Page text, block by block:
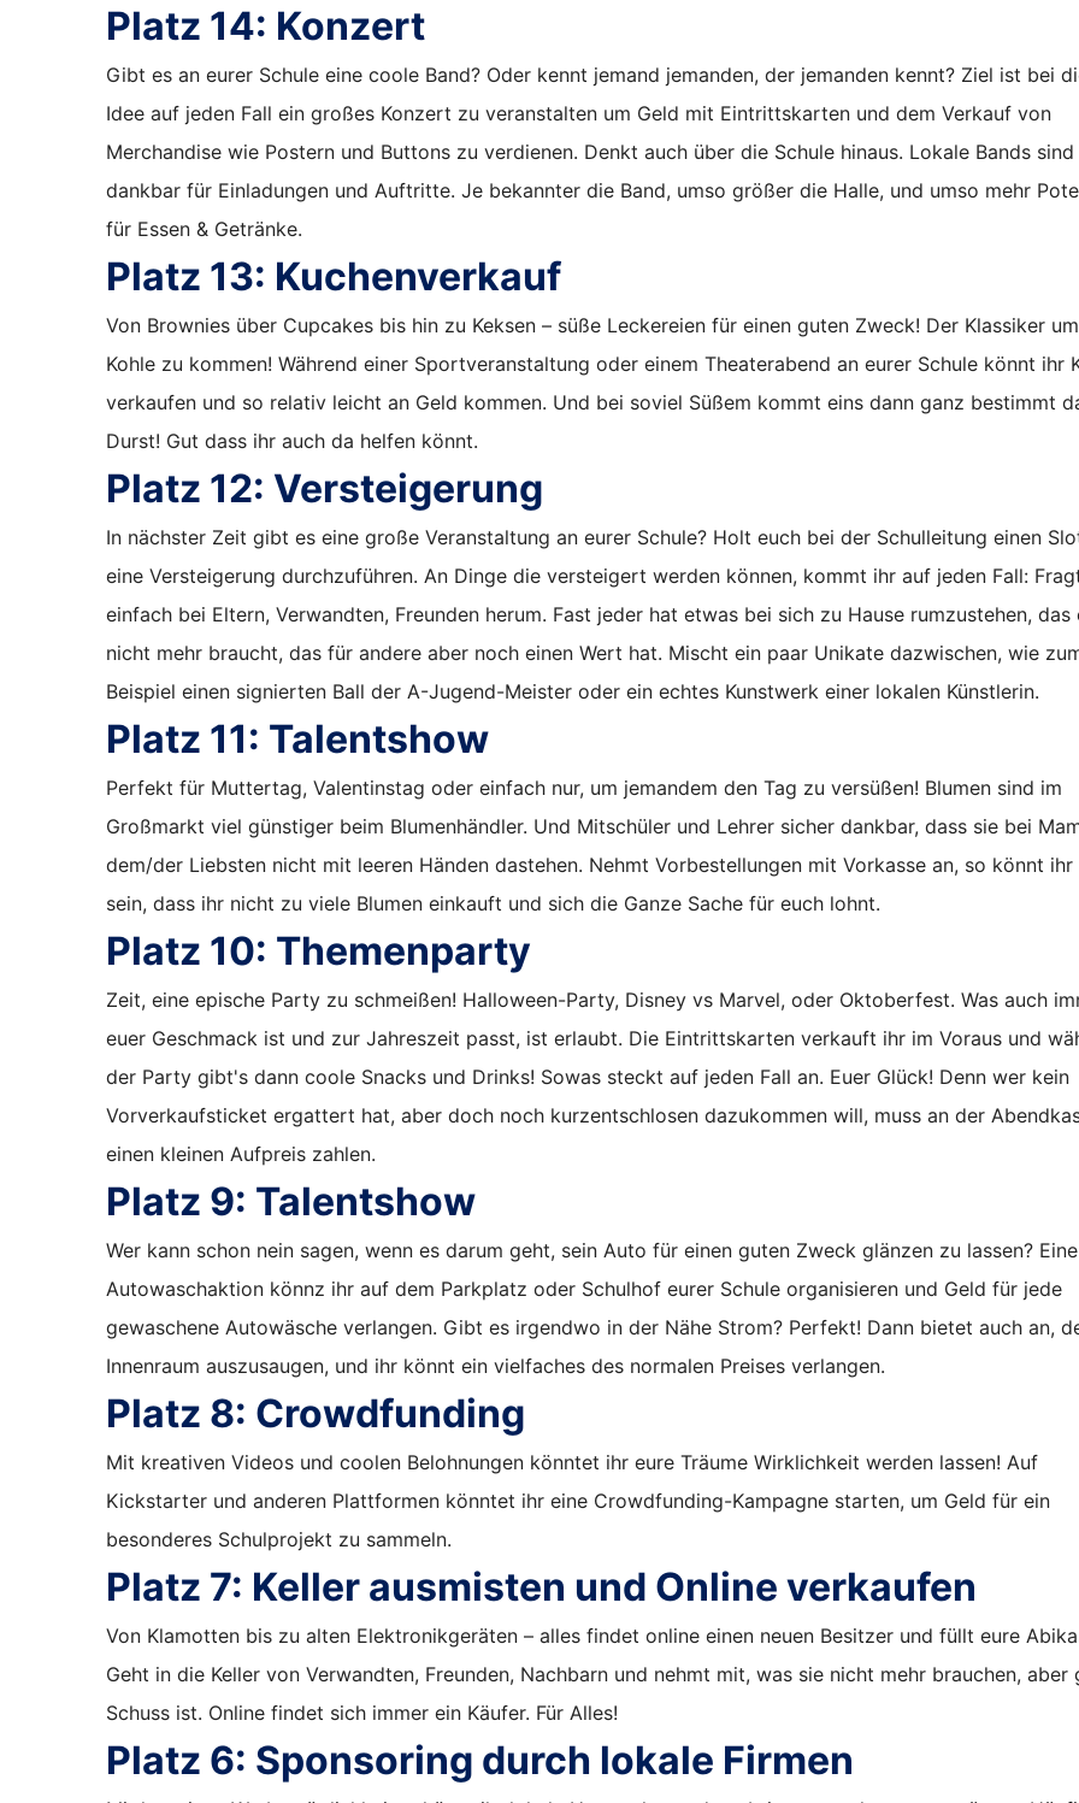
Platz 14: Konzert
Gibt es an eurer Schule eine coole Band? Oder kennt jemand jemanden, der jemanden kennt? Ziel ist bei
Idee auf jeden Fall ein großes Konzert zu veranstalten um Geld mit Eintrittskarten und dem Verkauf von
Merchandise wie Postern und Buttons zu verdienen. Denkt auch über die Schule hinaus. Lokale Bands
dankbar für Einladungen und Auftritte. Je bekannter die Band, umso größer die Halle, und umso mehr
für Essen & Getränke.
Platz 13: Kuchenverkauf
Von Brownies über Cupcakes bis hin zu Keksen – süße Leckereien für einen guten Zweck! Der Klassiker
Kohle zu kommen! Während einer Sportveranstaltung oder einem Theaterabend an eurer Schule könnt ihr
verkaufen und so relativ leicht an Geld kommen. Und bei soviel Süßem kommt eins dann ganz bestimmt
Durst! Gut dass ihr auch da helfen könnt.
Platz 12: Versteigerung
In nächster Zeit gibt es eine große Veranstaltung an eurer Schule? Holt euch bei der Schulleitung einen
eine Versteigerung durchzuführen. An Dinge die versteigert werden können, kommt ihr auf jeden Fall:
einfach bei Eltern, Verwandten, Freunden herum. Fast jeder hat etwas bei sich zu Hause rumzustehen, das
nicht mehr braucht, das für andere aber noch einen Wert hat. Mischt ein paar Unikate dazwischen, wie
Beispiel einen signierten Ball der A-Jugend-Meister oder ein echtes Kunstwerk einer lokalen Künstlerin.
Platz 11: Talentshow
Perfekt für Muttertag, Valentinstag oder einfach nur, um jemandem den Tag zu versüßen! Blumen sind im
Großmarkt viel günstiger beim Blumenhändler. Und Mitschüler und Lehrer sicher dankbar, dass sie bei
dem/der Liebsten nicht mit leeren Händen dastehen. Nehmt Vorbestellungen mit Vorkasse an, so könnt ihr
sein, dass ihr nicht zu viele Blumen einkauft und sich die Ganze Sache für euch lohnt.
Platz 10: Themenparty
Zeit, eine epische Party zu schmeißen! Halloween-Party, Disney vs Marvel, oder Oktoberfest. Was auch
euer Geschmack ist und zur Jahreszeit passt, ist erlaubt. Die Eintrittskarten verkauft ihr im Voraus und
der Party gibt's dann coole Snacks und Drinks! Sowas steckt auf jeden Fall an. Euer Glück! Denn wer kein
Vorverkaufsticket ergattert hat, aber doch noch kurzentschlosen dazukommen will, muss an der
einen kleinen Aufpreis zahlen.
Platz 9: Talentshow
Wer kann schon nein sagen, wenn es darum geht, sein Auto für einen guten Zweck glänzen zu lassen? Eine
Autowaschaktion könnz ihr auf dem Parkplatz oder Schulhof eurer Schule organisieren und Geld für jede
gewaschene Autowäsche verlangen. Gibt es irgendwo in der Nähe Strom? Perfekt! Dann bietet auch an,
Innenraum auszusaugen, und ihr könnt ein vielfaches des normalen Preises verlangen.
Platz 8: Crowdfunding
Mit kreativen Videos und coolen Belohnungen könntet ihr eure Träume Wirklichkeit werden lassen! Auf
Kickstarter und anderen Plattformen könntet ihr eine Crowdfunding-Kampagne starten, um Geld für ein
besonderes Schulprojekt zu sammeln.
Platz 7: Keller ausmisten und Online verkaufen
Von Klamotten bis zu alten Elektronikgeräten – alles findet online einen neuen Besitzer und füllt eure
Geht in die Keller von Verwandten, Freunden, Nachbarn und nehmt mit, was sie nicht mehr brauchen, aber
Schuss ist. Online findet sich immer ein Käufer. Für Alles!
Platz 6: Sponsoring durch lokale Firmen